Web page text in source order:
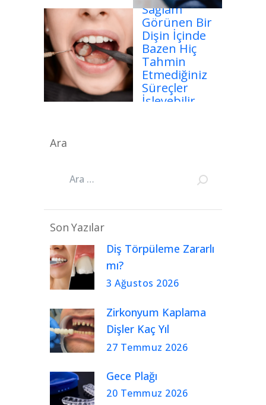
Sağlam
Görünen Bir
Dişin İçinde
Bazen Hiç
Tahmin
Etmediğiniz
Süreçler
İşleyebilir
Ara
Son Yazılar
Diş Törpüleme Zararlı
mı?
3 Ağustos 2026
Zirkonyum Kaplama
Dişler Kaç Yıl
Kullanılır?
27 Temmuz 2026
Gece Plağı
20 Temmuz 2026